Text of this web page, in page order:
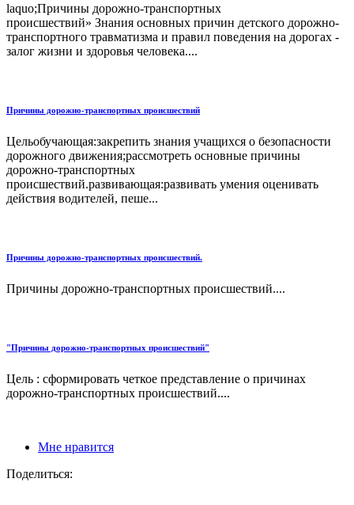
laquo;Причины дорожно-транспортных
происшествий» Знания основных причин детского дорожно-
транспортного травматизма и правил поведения на дорогах -
залог жизни и здоровья человека....
Причины дорожно-транспортных происшествий
Цельобучающая:закрепить знания учащихся о безопасности
дорожного движения;рассмотреть основные причины
дорожно-транспортных
происшествий.развивающая:развивать умения оценивать
действия водителей, пеше...
Причины дорожно-транспортных происшествий.
Причины дорожно-транспортных происшествий....
"Причины дорожно-транспортных происшествий"
Цель : сформировать четкое представление о причинах
дорожно-транспортных происшествий....
Мне нравится
Поделиться: